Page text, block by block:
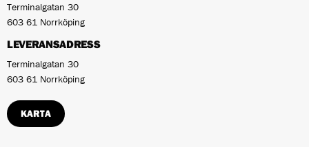
Terminalgatan 30
603 61 Norrköping
LEVERANSADRESS
Terminalgatan 30
603 61 Norrköping
KARTA